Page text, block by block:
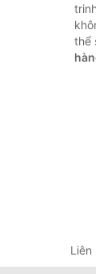
thể
Liên